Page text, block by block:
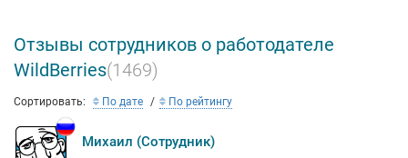
Отзывы сотрудников о работодателе
WildBerries(1469)
Сортировать: По дате По рейтингу
Михаил (Сотрудник)